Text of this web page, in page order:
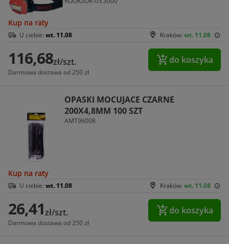
Kup na raty
Kraków: wt. 11.08
U ciebie: wt. 11.08
116,68zł/szt.
Darmowa dostawa od 250 zł
do koszyka
OPASKI MOCUJACE CZARNE
200X4,8MM 100 SZT
AMT96008
Kup na raty
Kraków: wt. 11.08
U ciebie: wt. 11.08
26,41zł/szt.
Darmowa dostawa od 250 zł
do koszyka